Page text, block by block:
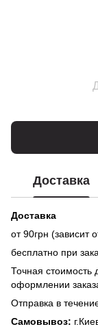
Доставка
Доставка
от 90грн (зависит
бесплатно при
Точная стоимость
оформлении
Отправка в
Самовывоз: